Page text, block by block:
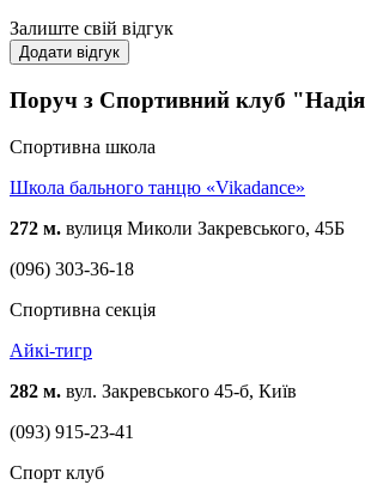
Залиште свій відгук
Додати відгук
Поруч з Спортивний клуб
Спортивна школа
Школа бального танцю «Vikadance»
272 м. вулиця Миколи Закревського, 45Б
(096) 303-36-18
Спортивна секція
Айкі-тигр
282 м. вул. Закревського 45-б, Київ
(093) 915-23-41
Спорт клуб